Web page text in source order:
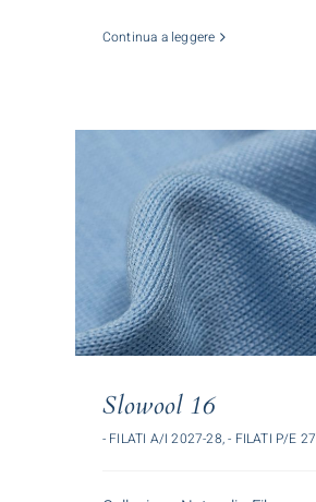
Continua a leggere
Slowool 16
- FILATI A/I 2027-28,- FILATI P/E 27